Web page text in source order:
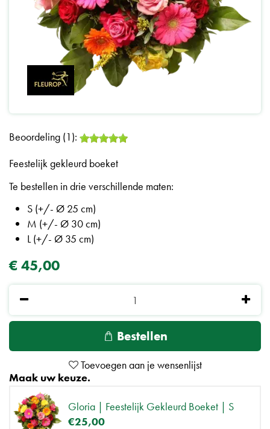
Beoordeling (1):
Feestelijk gekleurd boeket
Te bestellen in drie verschillende maten:
S (+/- Ø 25 cm)
M (+/- Ø 30 cm)
L (+/- Ø 35 cm)
€45,00
Maak uw keuze.
Gloria | Feestelijk Gekleurd Boeket | S
€25,00